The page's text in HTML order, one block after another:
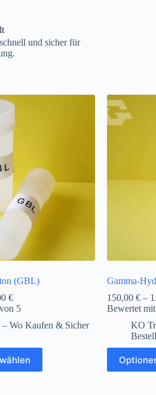
und sicher für
(GBL)
€
5
Wo Kaufen & Sicher
Gamma-
150,00€ –
Bewertet
KO